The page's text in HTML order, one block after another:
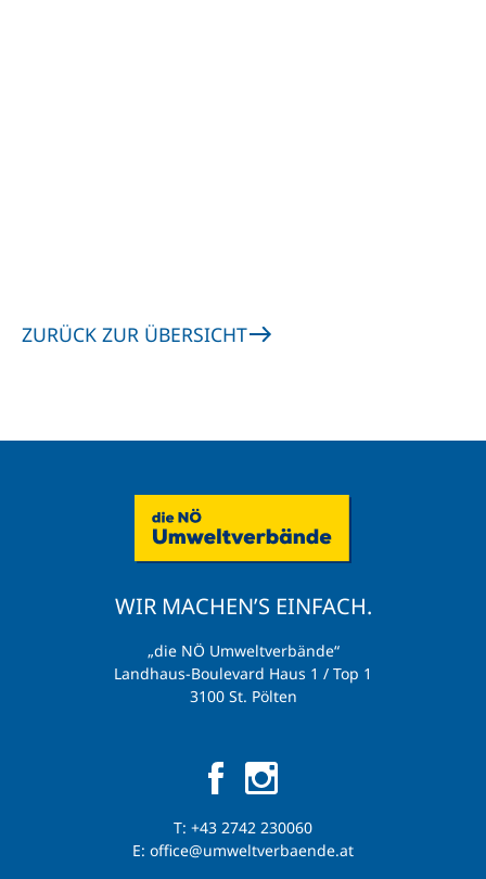
ZURÜCK ZUR ÜBERSICHT
WIR MACHEN’S EINFACH.
„die NÖ Umweltverbände“
Landhaus-Boulevard Haus 1 / Top 1
3100 St. Pölten
T: +43 2742 230060
E: office@umweltverbaende.at